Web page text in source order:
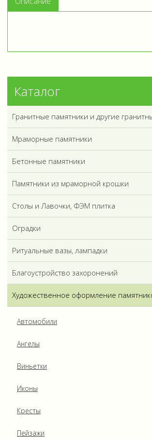
Каталог
Гранитные памятники и другие
Мраморные памятники
Бетонные памятники
Памятники из мраморной крошки
Столы и Лавочки, ФЭМ плитка
Оградки
Ритуальные вазы, лампадки
Благоустройство захоронений
Художественное оформление
Автомобили
Ангелы
Виньетки
Иконы
Кресты
Пейзажи